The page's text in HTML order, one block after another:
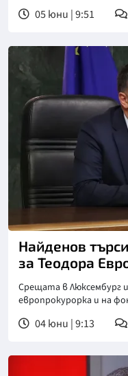
05 юни | 9:51
Снимка: БТА
Найденов
за Теодора
Срещата в Люксембург
европрокурорка и на
04 юни | 9:13